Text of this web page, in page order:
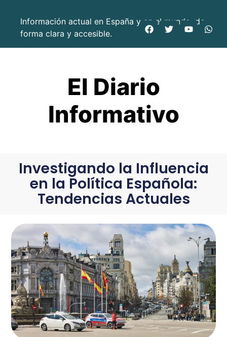
Información actual en España y en el mundo, de
forma clara y accesible.
El Diario
Informativo
Investigando la Influencia
en la Política Española:
Tendencias Actuales